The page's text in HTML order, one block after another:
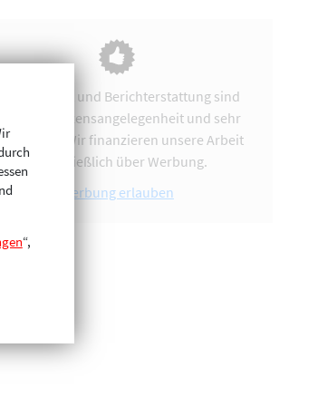
Vereinsarbeit und Berichterstattung sind
uns eine Herzensangelegenheit und sehr
Wir finanzieren unsere Arbeit
ausschließlich über Werbung.
Werbung erlauben
“,